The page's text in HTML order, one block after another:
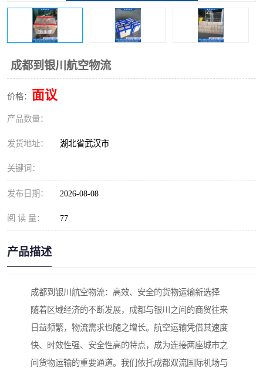
成都到银川航空物流
价格： 面议
产品数量：
发货地址： 湖北省武汉市
关键词：
发布日期： 2026-08-08
阅 读 量： 77
产品描述
成都到银川航空物流：高效、安全的货物运输新选择
随着区域经济的不断发展，成都与银川之间的商贸往来
日益频繁，物流需求也随之增长。航空运输凭借其速度
快、时效性强、安全性高的特点，成为连接两座城市之
间货物运输的重要通道。我们依托成都双流国际机场与